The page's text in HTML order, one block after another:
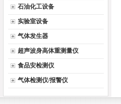
石油化工设备
实验室设备
气体发生器
超声波身高体重测量仪
食品安检测仪
气体检测仪/报警仪